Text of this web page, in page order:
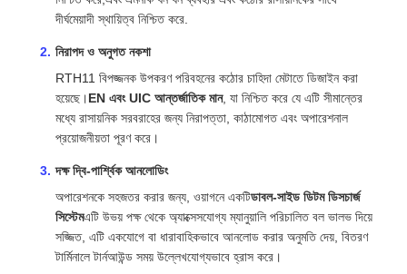
দীর্ঘমেয়াদী স্থায়িত্ব নিশ্চিত করে.
নিরাপদ ও অনুগত নকশা
RTH11 বিপজ্জনক উপকরণ পরিবহনের কঠোর চাহিদা মেটাতে ডিজাইন করা
হয়েছে। EN এবং UIC আন্তর্জাতিক মান, যা নিশ্চিত করে যে এটি সীমান্তের
মধ্যে রাসায়নিক সরবরাহের জন্য নিরাপত্তা, কাঠামোগত এবং অপারেশনাল
প্রয়োজনীয়তা পূরণ করে।
দক্ষ দ্বি-পার্শ্বিক আনলোডিং
অপারেশনকে সহজতর করার জন্য, ওয়াগনে একটিডাবল-সাইড ডিটম ডিসচার্জ
সিস্টেমএটি উভয় পক্ষ থেকে অ্যাক্সেসযোগ্য ম্যানুয়ালি পরিচালিত বল ভালভ দিয়ে
সজ্জিত, এটি একযোগে বা ধারাবাহিকভাবে আনলোড করার অনুমতি দেয়, বিতরণ
টার্মিনালে টার্নআউন্ড সময় উল্লেখযোগ্যভাবে হ্রাস করে।